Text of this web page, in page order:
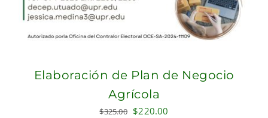
Elaboración de Plan de Negocio
Agrícola
$325.00 Original
$220.00